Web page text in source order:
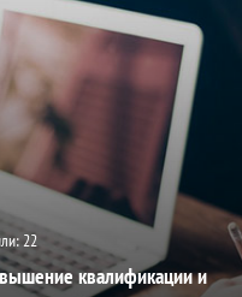
22
квалификации и